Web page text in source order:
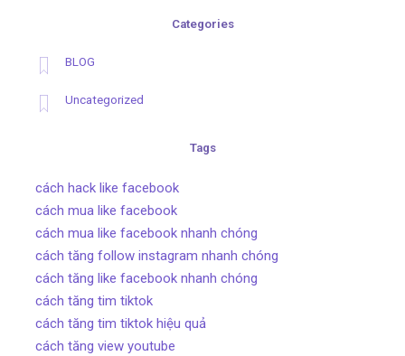
Categories
BLOG
Uncategorized
Tags
cách hack like facebook
cách mua like facebook
cách mua like facebook nhanh chóng
cách tăng follow instagram nhanh chóng
cách tăng like facebook nhanh chóng
cách tăng tim tiktok
cách tăng tim tiktok hiệu quả
cách tăng view youtube